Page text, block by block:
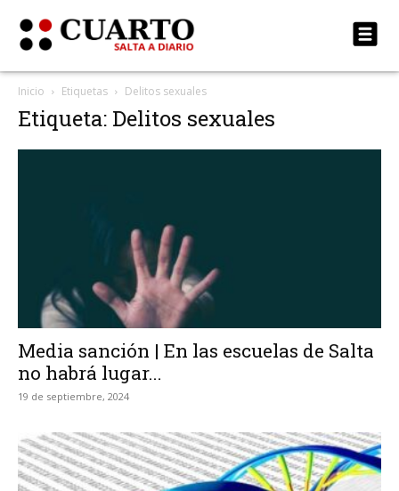
Inicio Etiquetas Delitos sexuales
Etiqueta: Delitos sexuales
Media sanción | En las escuelas de Salta
no habrá lugar...
19 de septiembre, 2024